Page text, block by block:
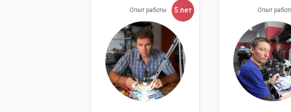
Опыт работы 5 лет Опыт